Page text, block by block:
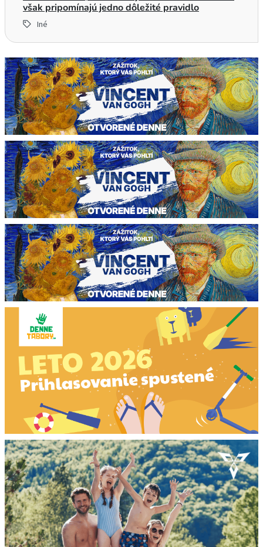
však pripomínajú jedno dôležité pravidlo
Iné